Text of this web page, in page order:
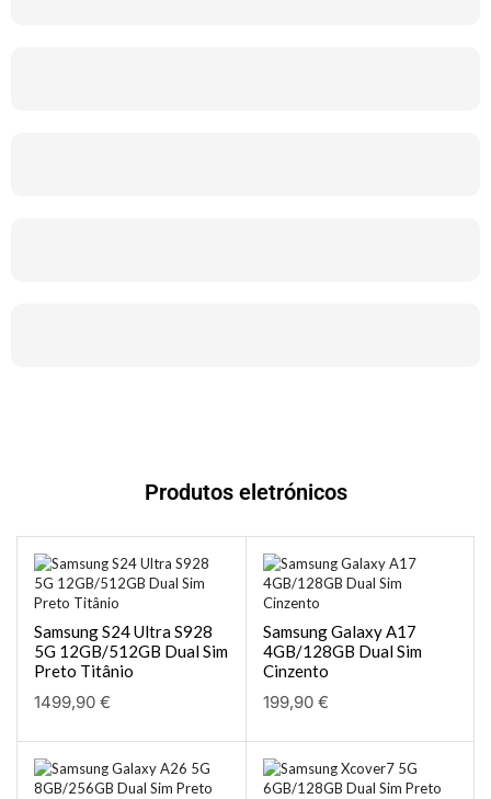
Produtos eletrónicos
Samsung S24 Ultra S928
5G 12GB/512GB Dual Sim
Preto Titânio
1499,90 €
Samsung Galaxy A17
4GB/128GB Dual Sim
Cinzento
199,90 €